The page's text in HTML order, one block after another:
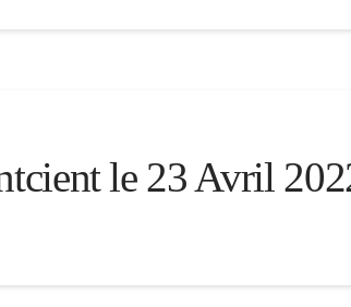
le 23 Avril